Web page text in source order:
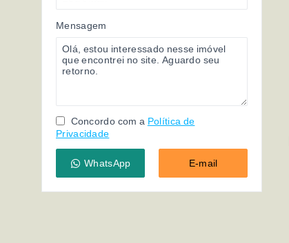
Mensagem
Concordo com a Política de
Privacidade
WhatsApp E-mail